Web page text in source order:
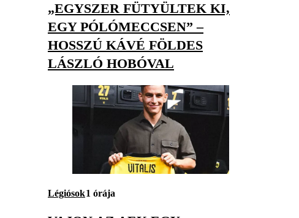
„EGYSZER FÜTYÜLTEK KI,
EGY PÓLÓMECCSEN” –
HOSSZÚ KÁVÉ FÖLDES
LÁSZLÓ HOBÓVAL
Légiósok1 órája